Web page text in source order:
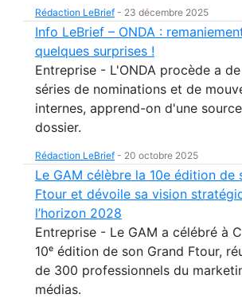
Rédaction LeBrief - 23 décembre 2025
Info LeBrief – ONDA :
quelques surprises !
Entreprise - L'ONDA procède a
séries de nominations et de
internes, apprend-on d'une
dossier.
Rédaction LeBrief - 20 octobre 2025
Le GAM célèbre la 10e édition de
Ftour et dévoile sa vision
l’horizon 2028
Entreprise - Le GAM a célébré à
10ᵉ édition de son Grand Ftour,
de 300 professionnels du
médias.